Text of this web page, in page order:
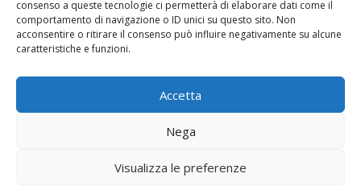
consenso a queste tecnologie ci permetterà di elaborare dati come il
comportamento di navigazione o ID unici su questo sito. Non
acconsentire o ritirare il consenso può influire negativamente su alcune
caratteristiche e funzioni.
Accetta
Nega
Visualizza le preferenze
Accedi/modifica account
Copyright © 2026 | Comunità Volontari per il Mondo